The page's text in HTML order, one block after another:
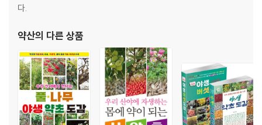
도꼬마리
두릅나무
들깨
뜰보리수
마가목
매실나무
다.
약산의 다른 상품